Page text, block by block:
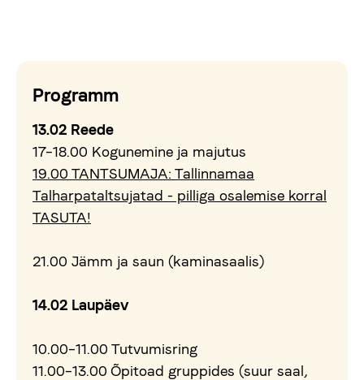
Programm
13.02 Reede
17–18.00 Kogunemine ja majutus
19.00 TANTSUMAJA: Tallinnamaa
Talharpataltsujatad - pilliga osalemise korral
TASUTA!
21.00 Jämm ja saun (kaminasaalis)
14.02 Laupäev
10.00–11.00 Tutvumisring
11.00–13.00 Õpitoad gruppides (suur saal,